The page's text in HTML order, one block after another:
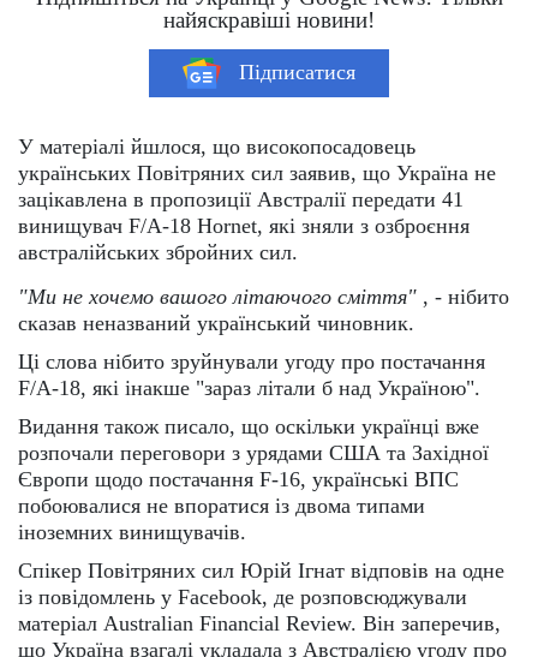
найяскравіші новини!
Підписатися
У матеріалі йшлося, що високопосадовець
українських Повітряних сил заявив, що Україна не
зацікавлена ​​в пропозиції Австралії передати 41
винищувач F/A-18 Hornet, які зняли з озброєння
австралійських збройних сил.
"Ми не хочемо вашого літаючого сміття" , - нібито
сказав неназваний український чиновник.
Ці слова нібито зруйнували угоду про постачання
F/A-18, які інакше "зараз літали б над Україною".
Видання також писало, що оскільки українці вже
розпочали переговори з урядами США та Західної
Європи щодо постачання F-16, українські ВПС
побоювалися не впоратися із двома типами
іноземних винищувачів.
Спікер Повітряних сил Юрій Ігнат відповів на одне
із повідомлень у Facebook, де розповсюджували
матеріал Australian Financial Review. Він заперечив,
що Україна взагалі укладала з Австралією угоду про